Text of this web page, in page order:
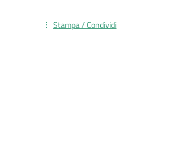
Stampa / Condividi